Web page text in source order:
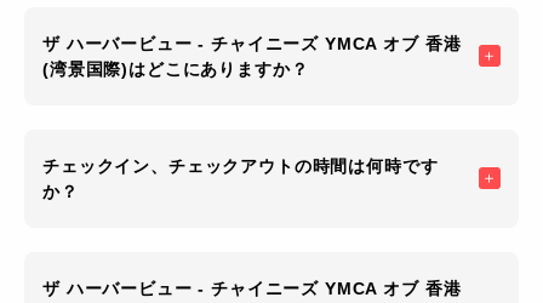
ザ ハーバービュー - チャイニーズ YMCA オブ 香港
(湾景国際)はどこにありますか？
チェックイン、チェックアウトの時間は何時です
か？
ザ ハーバービュー - チャイニーズ YMCA オブ 香港